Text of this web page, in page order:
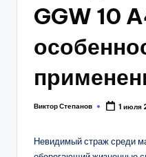
GGW 10
Posted
Виктор Степанов 1 июля
Невидимый страж среди